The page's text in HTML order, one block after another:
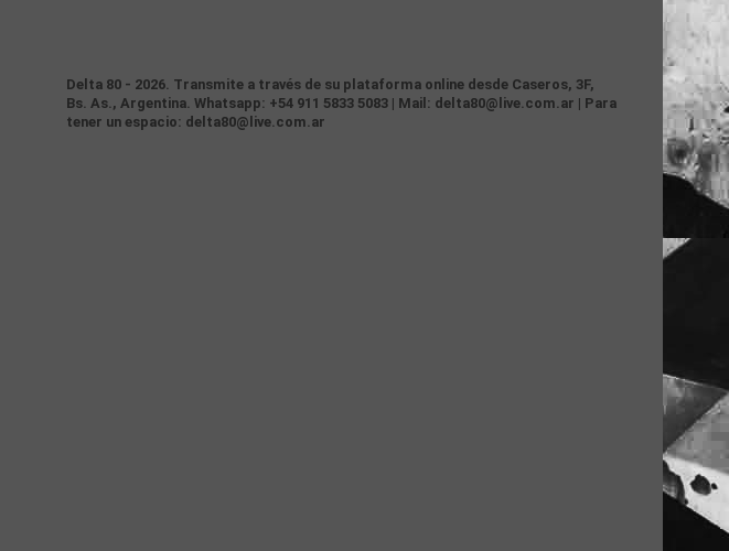
Delta 80 - 2026. Transmite a través de su plataforma online desde Caseros, 3F,
Bs. As., Argentina. Whatsapp: +54 911 5833 5083 | Mail: delta80@live.com.ar | Para
tener un espacio: delta80@live.com.ar